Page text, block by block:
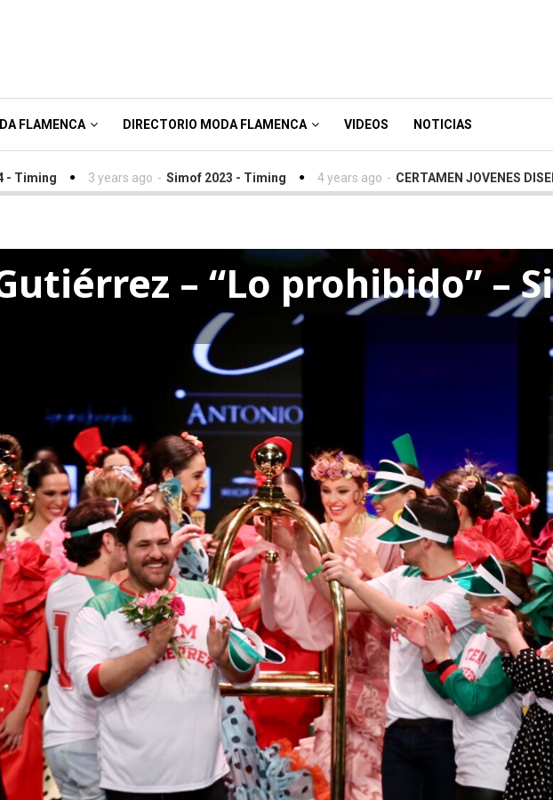
FLAMENCA DIRECTORIO MODA FLAMENCA VIDEOS NOTICIAS
3 years ago - Simof 2023 - Timing 4 years ago - CERTAMEN JOVENES DISEÑADORES
– “Lo prohibido” –